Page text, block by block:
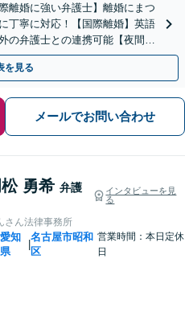
離婚に強い弁護士】離婚にまつ
丁寧に対応！【国際離婚】英語
の弁護士との連携可能【夜間／
駅／神沢駅5分】
を見る
メールでお問い合わせ
松 勇希 弁護
インタビューを見
る
さん法律事務所
愛知
県
|
名古屋市昭和
区
営業時間：本日定休
日